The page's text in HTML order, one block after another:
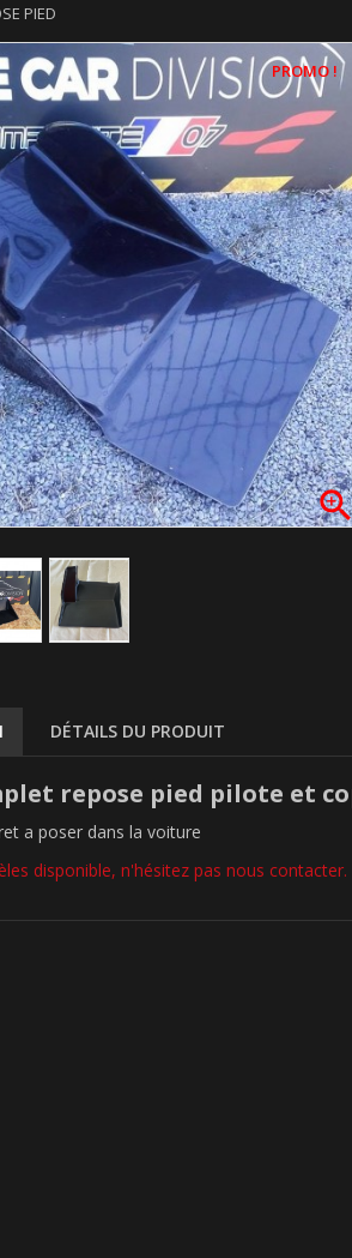
PIED
PROMO !
DÉTAILS DU PRODUIT
repose pied pilote et
a poser dans la voiture
disponible, n'hésitez pas nous contacter.